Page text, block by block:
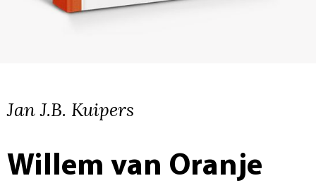
Jan J.B. Kuipers
Willem van Oranje